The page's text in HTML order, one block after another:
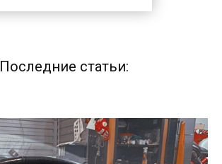
Последние статьи: